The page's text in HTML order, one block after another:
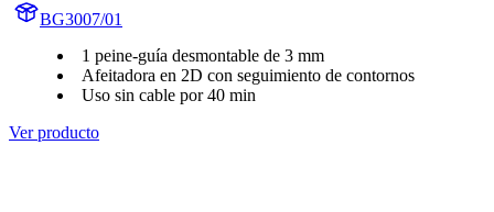
BG3007/01
1 peine-guía desmontable de 3 mm
Afeitadora en 2D con seguimiento de contornos
Uso sin cable por 40 min
Ver producto